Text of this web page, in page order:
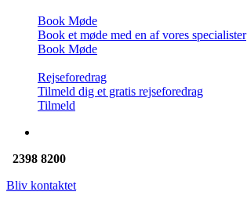
Book Møde
Book et møde med en af vores specialister
Book Møde
Rejseforedrag
Tilmeld dig et gratis rejseforedrag
Tilmeld
2398 8200
Bliv kontaktet